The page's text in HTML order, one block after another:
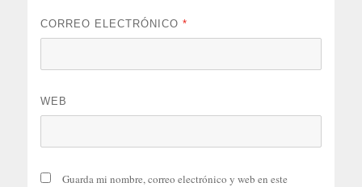
CORREO ELECTRÓNICO*
WEB
Guarda mi nombre, correo electrónico y web en este